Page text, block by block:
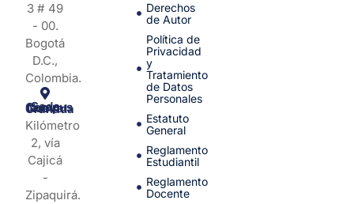
3 # 49
- 00.
Bogotá
D.C.,
Colombia.
Sede Campus Nueva Granada
Kilómetro
2, vía
Cajicá
-
Zipaquirá.
Derechos
de Autor
Política de
Privacidad
y
Tratamiento
de Datos
Personales
Estatuto
General
Reglamento
Estudiantil
Reglamento
Docente